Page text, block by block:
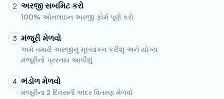
2 અરજી સબમિટ કરો
100% ઓનલાઇન અરજી ફોર્મ પૂર્ણ કરો
3 મંજૂરી મેળવો
અમે તમારી અરજીનું મૂલ્યાંકન કરીશું અને યોગ્ય
મંજૂરીનો પ્રસ્તાવ આપીશું
4 ભંડોળ મેળવો
મંજૂરીના 2 દિવસની અંદર વિતરણ મેળવો